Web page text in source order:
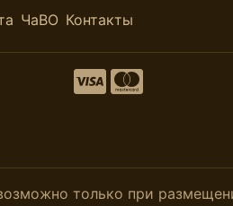
ЧаВО Контакты
только при